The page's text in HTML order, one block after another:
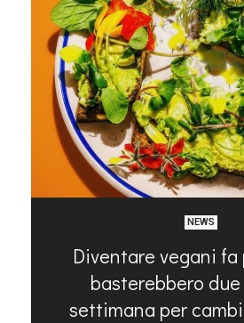
NEWS
Diventare vegani
basterebbero
settimana per